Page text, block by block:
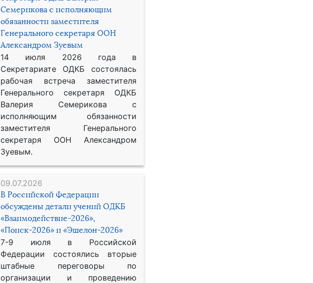
Семерикова с исполняющим
обязанности заместителя
Генерального секретаря ООН
Александром Зуевым
14 июля 2026 года в
Секретариате ОДКБ состоялась
рабочая встреча заместителя
Генерального секретаря ОДКБ
Валерия Семерикова с
исполняющим обязанности
заместителя Генерального
секретаря ООН Александром
Зуевым.
09.07.2026
В Российской Федерации
обсуждены детали учений ОДКБ
«Взаимодействие-2026»,
«Поиск-2026» и «Эшелон-2026»
7-9 июля в Российской
Федерации состоялись вторые
штабные переговоры по
организации и проведению